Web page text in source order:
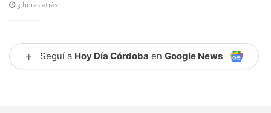
3 horas atrás
+ Seguí a Hoy Día Córdoba en Google News